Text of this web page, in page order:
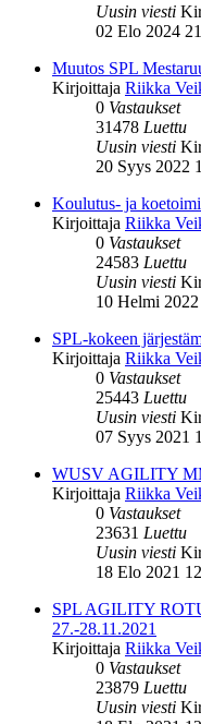
Uusin viesti
02 Elo 2024
Muutos SPL
Kirjoittaja Riikka
0 Vastaukset
31478 Luettu
Uusin viesti
20 Syys 2022
Koulutus- ja
Kirjoittaja Riikka
0 Vastaukset
24583 Luettu
Uusin viesti
10 Helmi
SPL-kokeen
Kirjoittaja Riikka
0 Vastaukset
25443 Luettu
Uusin viesti
07 Syys 2021
WUSV AGILITY
Kirjoittaja Riikka
0 Vastaukset
23631 Luettu
Uusin viesti
18 Elo 2021
SPL AGILITY
27.-28.11.2021
Kirjoittaja Riikka
0 Vastaukset
23879 Luettu
Uusin viesti